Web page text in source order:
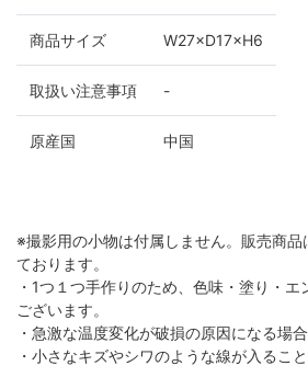
商品サイズ W27×D17×H6
取扱い注意事項 -
原産国 中国
※撮影用の小物は付属しません。販売商品
ております。
・1つ１つ手作りのため、色味・塗り・
ございます。
・急激な温度変化が破損の原因になる場合
・小さなキズやシワのような線が入るこ